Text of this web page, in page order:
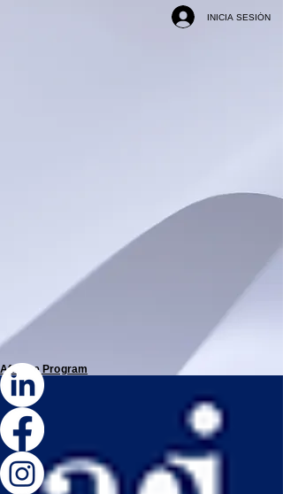
INICIA SESIÓN
Affiliate Program